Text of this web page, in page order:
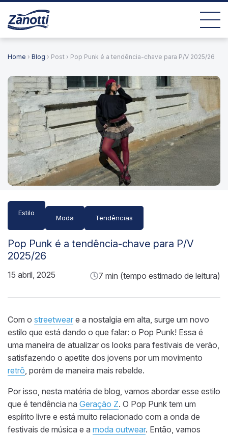
Home › Blog › Post › Pop Punk é a tendência-chave para P/V 2025/26
Estilo
Moda Tendências
Pop Punk é a tendência-chave para P/V
2025/26
15 abril, 2025 7 min (tempo estimado de leitura)
Com o streetwear e a nostalgia em alta, surge um novo
estilo que está dando o que falar: o Pop Punk! Essa é
uma maneira de atualizar os looks para festivais de verão,
satisfazendo o apetite dos jovens por um movimento
retrô , porém de maneira mais rebelde.
Por isso, nesta matéria de blog, vamos abordar esse estilo
que é tendência na Geração Z. O Pop Punk tem um
espírito livre e está muito relacionado com a onda de
festivais de música e a moda outwear. Então, vamos